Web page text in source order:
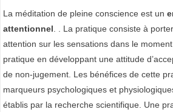
O
M
E
N
La méditation de pleine conscience est un
attentionnel . . La pratique consiste à
attention sur les sensations dans le
pratique en développant une attitude
de non-jugement. Les bénéfices de cette
marqueurs psychologiques et
établis par la recherche scientifique. Une